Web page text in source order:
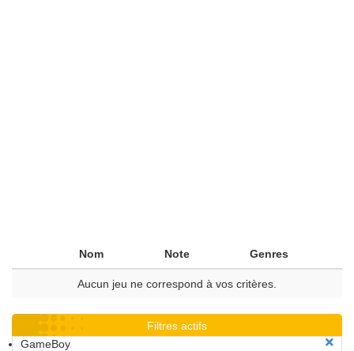
Nom Note Genres
Aucun jeu ne correspond à vos critères.
Filtres actifs
GameBoy